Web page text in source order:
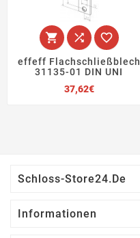
  
effeff Flachschließblech
31135-01 DIN UNI
37,62€Preis
Schloss-Store24.de
Informationen